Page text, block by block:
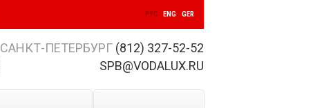
РУС ENG GER
САНКТ-ПЕТЕРБУРГ (812) 327-52-52
SPB@VODALUX.RU